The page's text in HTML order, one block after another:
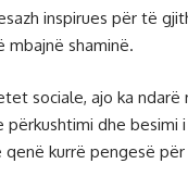
inspirues për të
mbajnë shaminë.
sociale, ajo ka ndarë
përkushtimi dhe besimi
kurrë pengesë për